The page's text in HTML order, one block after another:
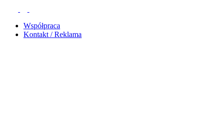
Współpraca
Kontakt / Reklama